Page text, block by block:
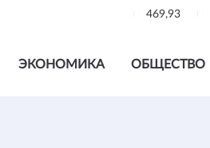
469,93
ЭКОНОМИКА ОБЩЕСТВО